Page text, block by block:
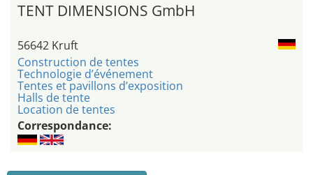
TENT DIMENSIONS GmbH
56642 Kruft
Construction de tentes
Technologie d’événement
Tentes et pavillons d’exposition
Halls de tente
Location de tentes
Correspondance: